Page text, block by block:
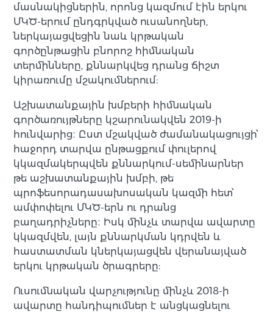
մասնակիցներին, որոնց կազմում էին երկու
ՄԿԾ-երում ընդգրկված ուսանողներ,
ներկայացվեցին նաև կրթական
գործընթացին բնորոշ հիմնական
տերմինները, քննարկվեց դրանց ճիշտ
կիրառումը մշակումներում:
Աշխատանքային խմբերի հիմնական
գործառույթները կշարունակվեն 2019-ի
հունվարից։ Ըստ մշակված ժամանակացույցի՝
հաջորդ տարվա ընթացքում փուլերով
կկազմակերպվեն քննարկում-սեմինարներ
թե աշխատանքային խմբի, թե
պրոֆեսորադասախոսական կազմի հետ՝
ամփոփելու ՄԿԾ-երն ու դրանց
բաղադրիչները։ Իսկ մինչև տարվա ավարտը
կկազմվեն, լայն քննարկման կդրվեն և
հաստատման կներկայացվեն վերանայված
երկու կրթական ծրագրերը:
Ուսումնական վարչությունը մինչև 2018-ի
ավարտը հանդիպումներ է անցկացնելու